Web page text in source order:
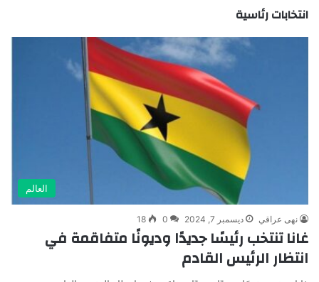
انتخابات رئاسية
العالم
نهى عراقي ديسمبر 7, 2024 0
18
غانا تنتخب رئيسًا جديدًا وديونًا متفاقمة في
انتظار الرئيس القادم